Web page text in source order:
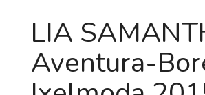
LIA
Aventura-